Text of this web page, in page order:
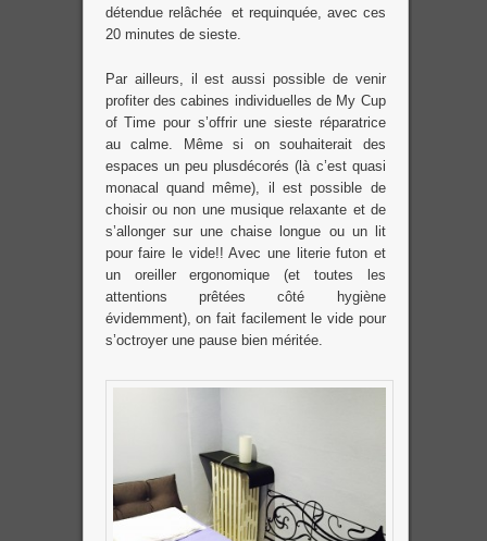
détendue relâchée et requinquée, avec ces
20 minutes de sieste.
Par ailleurs, il est aussi possible de venir
profiter des cabines individuelles de My Cup
of Time pour s’offrir une sieste réparatrice
au calme. Même si on souhaiterait des
espaces un peu plusdécorés (là c’est quasi
monacal quand même), il est possible de
choisir ou non une musique relaxante et de
s’allonger sur une chaise longue ou un lit
pour faire le vide!! Avec une literie futon et
un oreiller ergonomique (et toutes les
attentions prêtées côté hygiène
évidemment), on fait facilement le vide pour
s’octroyer une pause bien méritée.